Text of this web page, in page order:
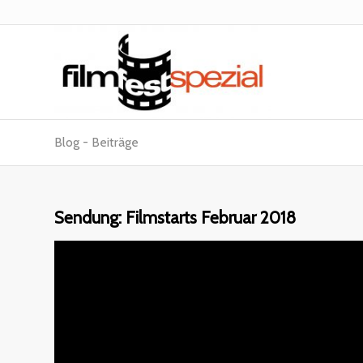
Blog - Beiträge
Sendung: Filmstarts Februar 2018